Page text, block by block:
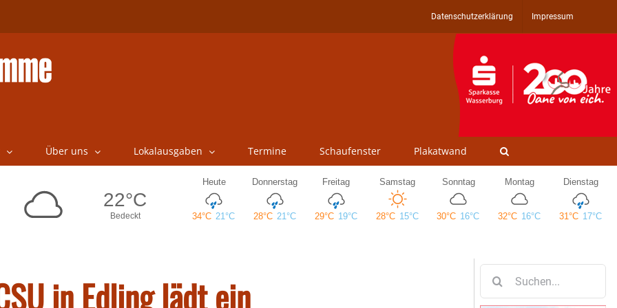
Datenschutzerklärung Impressum
Über uns Lokalausgaben Termine Schaufenster Plakatwand
in Edling lädt ein
nach: